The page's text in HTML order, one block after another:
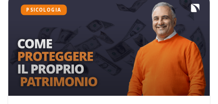
PSICOLOGIA